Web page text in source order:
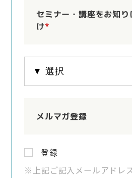
セミナー・講座をお知
け*
メルマガ登録
登録
※上記ご記入メールアドレ